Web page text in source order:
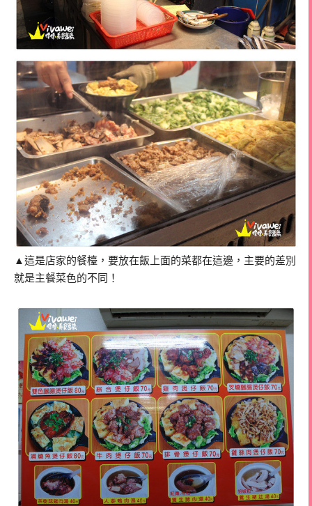
▲這是店家的餐檯，要放在飯上面的菜都在這邊，主要的差別
就是主餐菜色的不同！